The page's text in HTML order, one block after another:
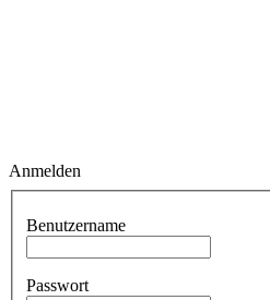
Anmelden
Benutzername
Passwort